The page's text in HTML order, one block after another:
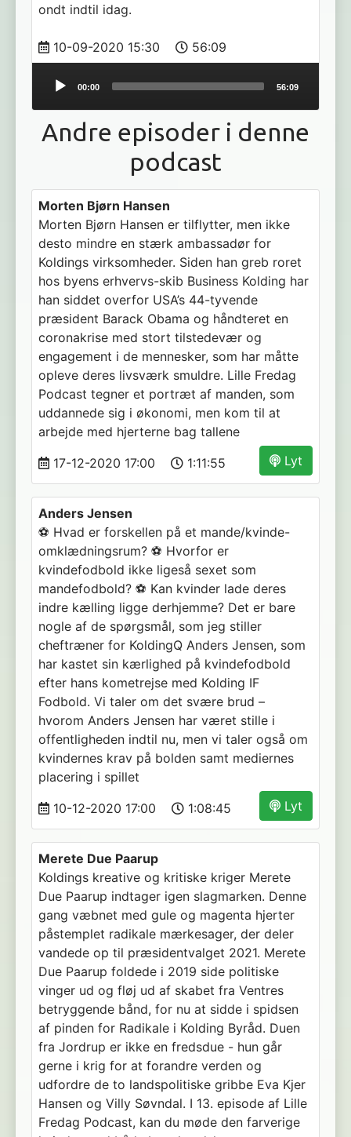
ondt indtil idag.
10-09-2020 15:30 56:09
Audio
00:00 56:09
Andre episoder i denne
podcast
Morten Bjørn Hansen
Morten Bjørn Hansen er tilflytter, men ikke
desto mindre en stærk ambassadør for
Koldings virksomheder. Siden han greb roret
hos byens erhvervs-skib Business Kolding har
han siddet overfor USA’s 44-tyvende
præsident Barack Obama og håndteret en
coronakrise med stort tilstedevær og
engagement i de mennesker, som har måtte
opleve deres livsværk smuldre. Lille Fredag
Podcast tegner et portræt af manden, som
uddannede sig i økonomi, men kom til at
arbejde med hjerterne bag tallene
Lyt
17-12-2020 17:00 1:11:55
Anders Jensen
⚽️ Hvad er forskellen på et mande/kvinde-
omklædningsrum? ⚽️ Hvorfor er
kvindefodbold ikke ligeså sexet som
mandefodbold? ⚽️ Kan kvinder lade deres
indre kælling ligge derhjemme? Det er bare
nogle af de spørgsmål, som jeg stiller
cheftræner for KoldingQ Anders Jensen, som
har kastet sin kærlighed på kvindefodbold
efter hans kometrejse med Kolding IF
Fodbold. Vi taler om det svære brud –
hvorom Anders Jensen har været stille i
offentligheden indtil nu, men vi taler også om
kvindernes krav på bolden samt mediernes
placering i spillet
Lyt
10-12-2020 17:00 1:08:45
Merete Due Paarup
Koldings kreative og kritiske kriger Merete
Due Paarup indtager igen slagmarken. Denne
gang væbnet med gule og magenta hjerter
påstemplet radikale mærkesager, der deler
vandede op til præsidentvalget 2021. Merete
Due Paarup foldede i 2019 side politiske
vinger ud og fløj ud af skabet fra Ventres
betryggende bånd, for nu at sidde i spidsen
af pinden for Radikale i Kolding Byråd. Duen
fra Jordrup er ikke en fredsdue - hun går
gerne i krig for at forandre verden og
udfordre de to landspolitiske gribbe Eva Kjer
Hansen og Villy Søvndal. I 13. episode af Lille
Fredag Podcast, kan du møde den farverige